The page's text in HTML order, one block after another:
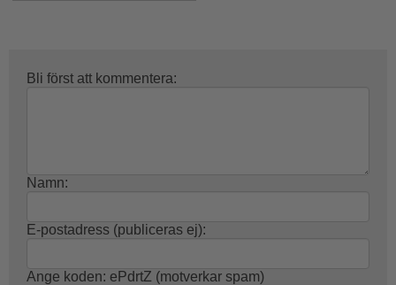
Bli först att kommentera:
Namn:
E-postadress (publiceras ej):
Ange koden: ePdrtZ (motverkar spam)